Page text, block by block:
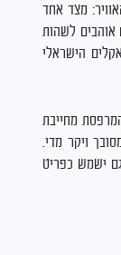
מצד אחד
לשהות
הישראלי
מחייבת
ויקר מדי.
ישמש כפריט